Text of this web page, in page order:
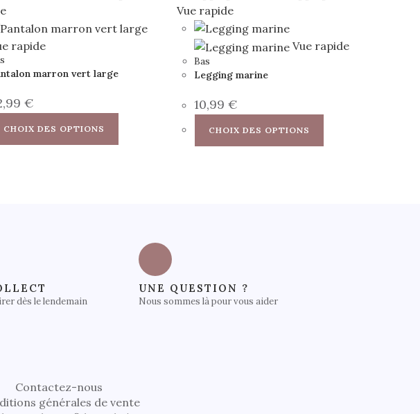
rapide
marron vert large
€
CHOIX DES OPTIONS
Vue rapide
Vue rapide
Bas
Legging marine
10,99 €
CHOIX DES OPTIONS
dès le lendemain
UNE QUESTION ?
Nous sommes là pour vous aider
Contactez-nous
générales de vente